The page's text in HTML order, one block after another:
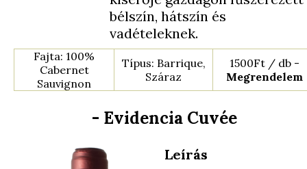
bélszín, hátszín és
vadételeknek.
Fajta: 100%
Cabernet
Sauvignon
Típus: Barrique,
Száraz
1500Ft / db -
Megrendelem
- Evidencia Cuvée
Leírás